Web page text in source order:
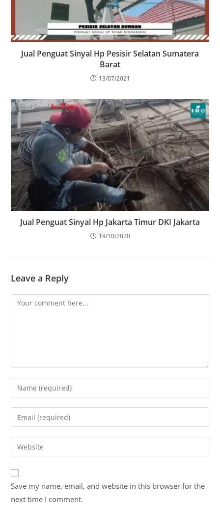
Jual Penguat Sinyal Hp Pesisir Selatan Sumatera
Barat
13/07/2021
Jual Penguat Sinyal Hp Jakarta Timur DKI Jakarta
19/10/2020
Leave a Reply
Comment
Enter
your
name
comment
Enter
your
email
address
comment
Enter
your
website
URL
(optional)
Save my name, email, and website in this browser for the
next time I comment.